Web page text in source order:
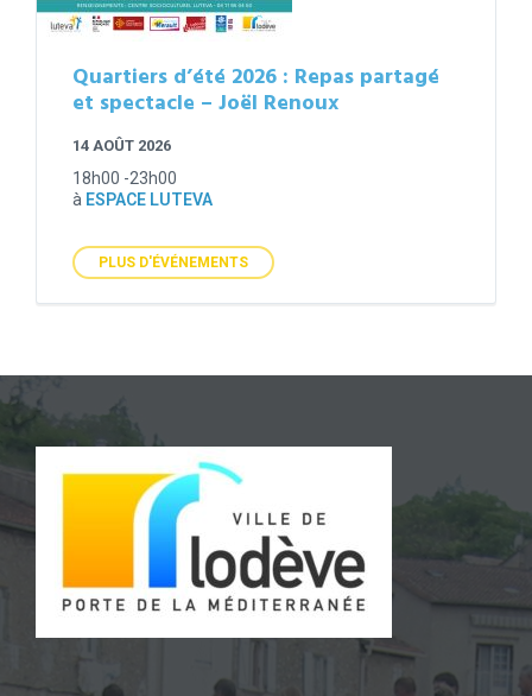
Quartiers d’été 2026 : Repas partagé
et spectacle – Joël Renoux
14 AOÛT 2026
18h00 -23h00
à ESPACE LUTEVA
PLUS D'ÉVÉNEMENTS